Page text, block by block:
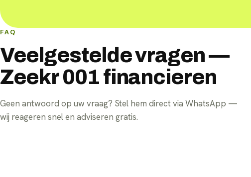
FAQ
Veelgestelde vragen —
Zeekr 001 financieren
Geen antwoord op uw vraag? Stel hem direct via WhatsApp —
wij reageren snel en adviseren gratis.